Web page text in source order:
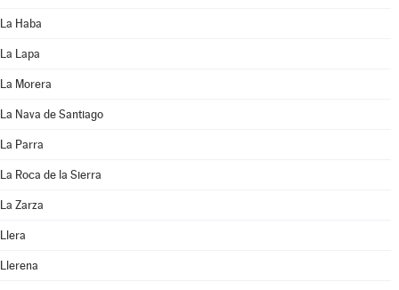
La Haba
La Lapa
La Morera
La Nava de Santiago
La Parra
La Roca de la Sierra
La Zarza
Llera
Llerena